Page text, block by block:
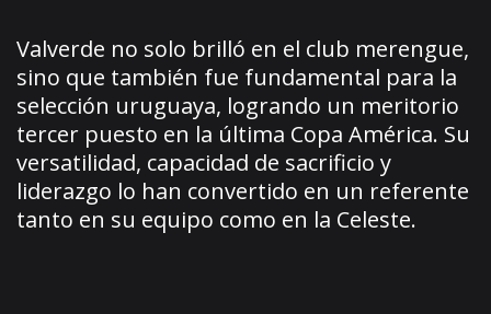
Valverde no solo brilló en el club merengue,
sino que también fue fundamental para la
selección uruguaya, logrando un meritorio
tercer puesto en la última Copa América. Su
versatilidad, capacidad de sacrificio y
liderazgo lo han convertido en un referente
tanto en su equipo como en la Celeste.